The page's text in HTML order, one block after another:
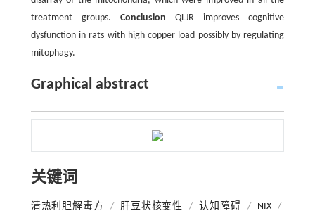
treatment groups. Conclusion QLJR improves cognitive
dysfunction in rats with high copper load possibly by regulating
mitophagy.
Graphical abstract
关键词
清热利胆解毒方 / 肝豆状核变性 / 认知障碍 / NIX
/